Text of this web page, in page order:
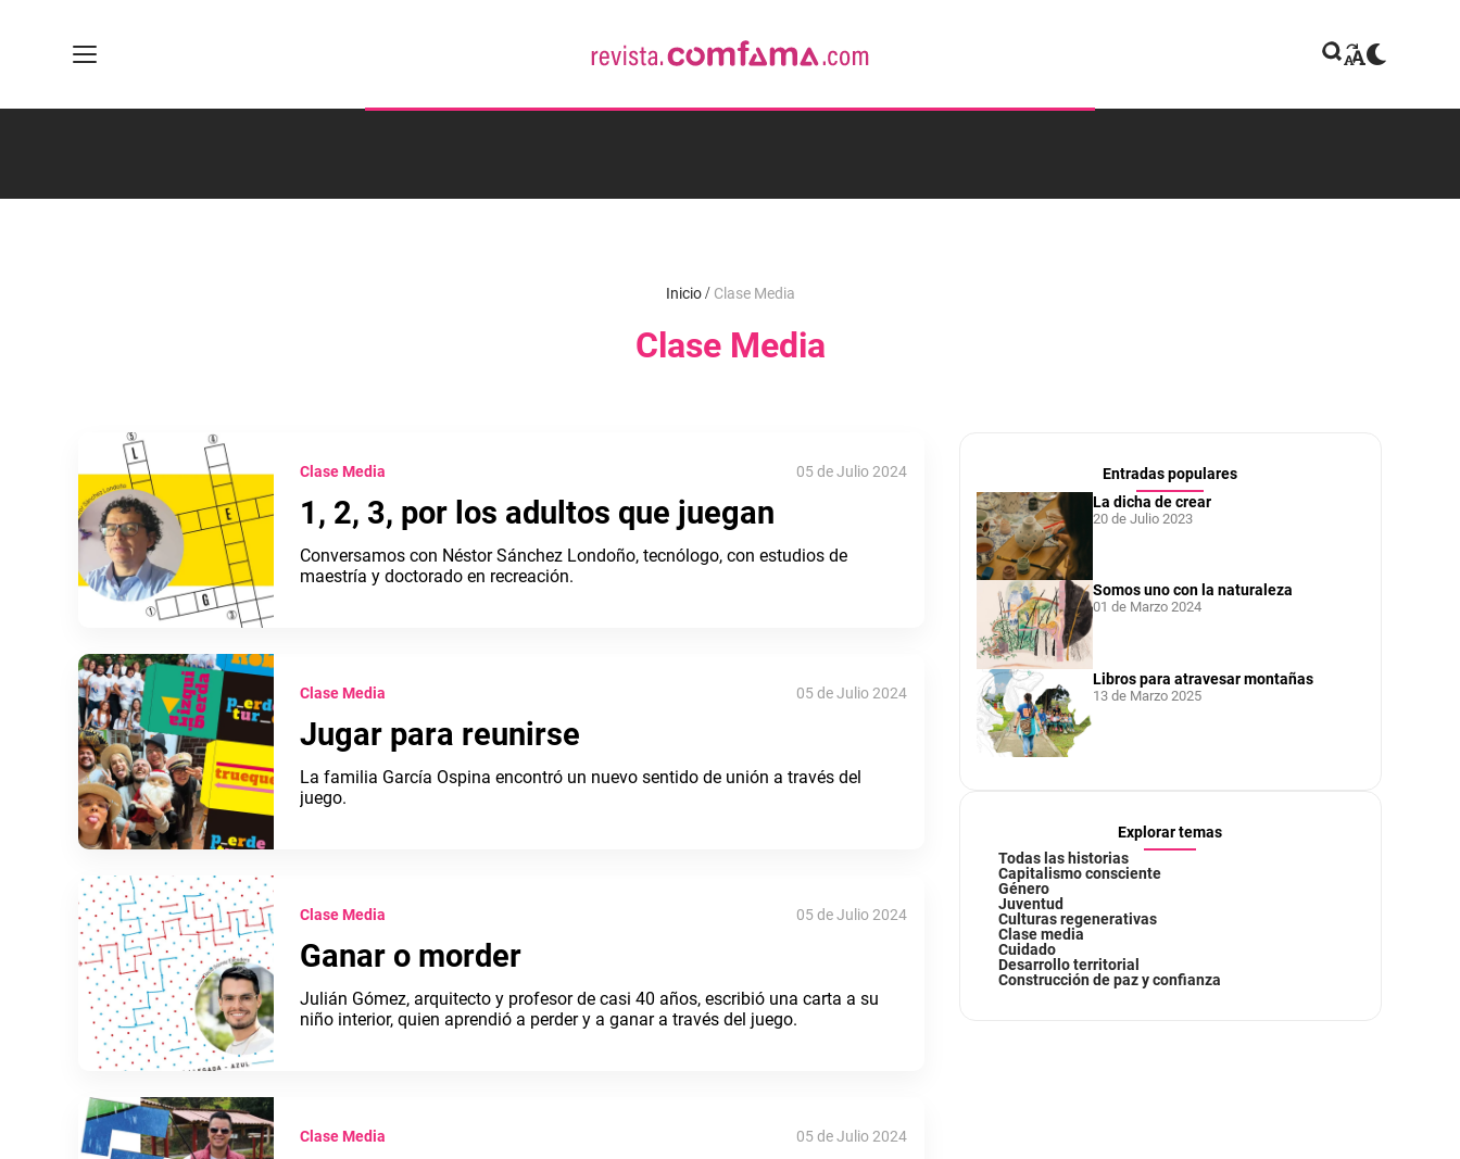
Inicio Clase Media
Clase Media
Clase Media 05 de Julio 2024
1, 2, 3, por los adultos que juegan
Conversamos con Néstor Sánchez Londoño, tecnólogo, con estudios de
maestría y doctorado en recreación.
Clase Media 05 de Julio 2024
Jugar para reunirse
La familia García Ospina encontró un nuevo sentido de unión a través del
juego.
Clase Media 05 de Julio 2024
Ganar o morder
Julián Gómez, arquitecto y profesor de casi 40 años, escribió una carta a su
niño interior, quien aprendió a perder y a ganar a través del juego.
Clase Media 05 de Julio 2024
Entradas populares
La dicha de crear
20 de Julio 2023
Somos uno con la naturaleza
01 de Marzo 2024
Libros para atravesar montañas
13 de Marzo 2025
Explorar temas
Todas las historias
Capitalismo consciente
Género
Juventud
Culturas regenerativas
Clase media
Cuidado
Desarrollo territorial
Construcción de paz y confianza